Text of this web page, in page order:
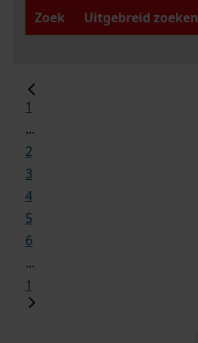
Zoek
Uitgebreid zoeken
1
...
2
3
4
5
6
...
1